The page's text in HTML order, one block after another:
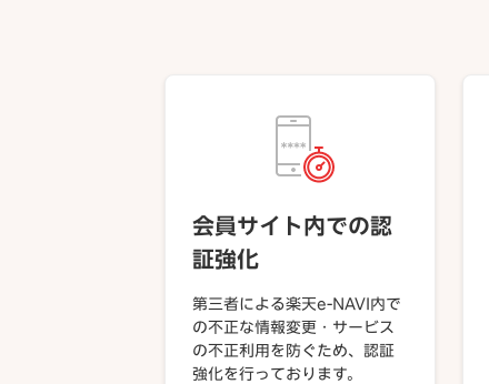
会員サイト内での認
証強化
第三者による楽天e-NAVI内で
の不正な情報変更・サービス
の不正利用を防ぐため、認証
強化を行っております。